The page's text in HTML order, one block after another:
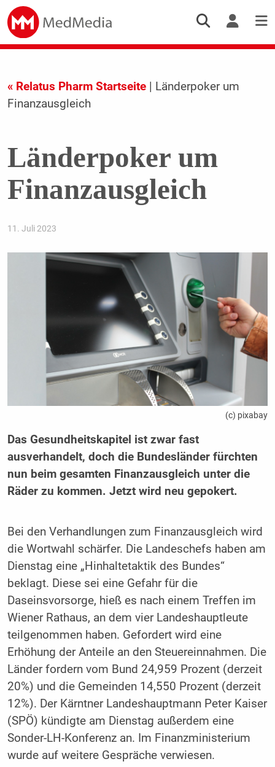
« Relatus Pharm Startseite| Länderpoker um
Finanzausgleich
Länderpoker um
Finanzausgleich
11. Juli 2023
(c) pixabay
Das Gesundheitskapitel ist zwar fast
ausverhandelt, doch die Bundesländer fürchten
nun beim gesamten Finanzausgleich unter die
Räder zu kommen. Jetzt wird neu gepokert.
Bei den Verhandlungen zum Finanzausgleich wird
die Wortwahl schärfer. Die Landeschefs haben am
Dienstag eine „Hinhaltetaktik des Bundes“
beklagt. Diese sei eine Gefahr für die
Daseinsvorsorge, hieß es nach einem Treffen im
Wiener Rathaus, an dem vier Landeshauptleute
teilgenommen haben. Gefordert wird eine
Erhöhung der Anteile an den Steuereinnahmen. Die
Länder fordern vom Bund 24,959 Prozent (derzeit
20%) und die Gemeinden 14,550 Prozent (derzeit
12%). Der Kärntner Landeshauptmann Peter Kaiser
(SPÖ) kündigte am Dienstag außerdem eine
Sonder-LH-Konferenz an. Im Finanzministerium
wurde auf weitere Gespräche verwiesen.